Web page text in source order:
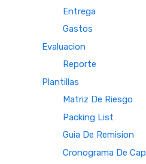
Entrega
Gastos
Evaluacion
Reporte
Plantillas
Matriz De Riesgo
Packing List
Guia De Remision
Cronograma De